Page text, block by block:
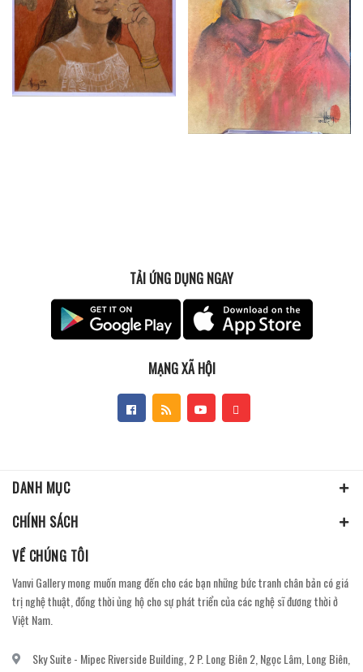
TẢI ỨNG DỤNG NGAY
MẠNG XÃ HỘI
DANH MỤC
CHÍNH SÁCH
VỀ CHÚNG TÔI
Vanvi Gallery mong muốn mang đến cho các bạn những bức tranh chân bản có giá
trị nghệ thuật, đồng thời ủng hộ cho sự phát triển của các nghệ sĩ đương thời ở
Việt Nam.
Sky Suite - Mipec Riverside Building, 2 P. Long Biên 2, Ngọc Lâm, Long Biên,